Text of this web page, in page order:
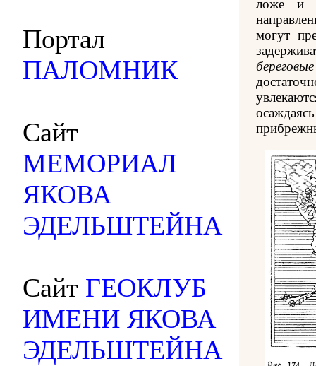
Портал
ПАЛОМНИК
Сайт
МЕМОРИАЛ
ЯКОВА
ЭДЕЛЬШТЕЙНА
Сайт ГЕОКЛУБ
ИМЕНИ ЯКОВА
ЭДЕЛЬШТЕЙНА
ложе и
могут